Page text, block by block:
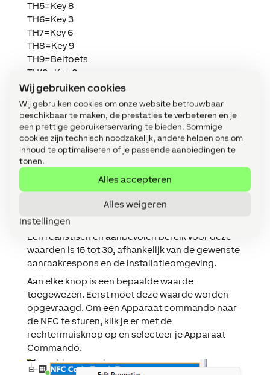
Wij gebruiken cookies
Wij gebruiken cookies om onze website betrouwbaar
beschikbaar te maken, de prestaties te verbeteren en je
een prettige gebruikerservaring te bieden. Sommige
cookies zijn technisch noodzakelijk, andere helpen ons om
inhoud te optimaliseren of je passende aanbiedingen te
tonen.
Alles accepteren
Alles weigeren
Instellingen
TH5=Key 8
TH6=Key 3
TH7=Key 6
TH8=Key 9
TH9=Beltoets
TH10=Key 0
TH11=vinkje
De standaardwaarde voor parameters TH0 tot
TH11 op de NFC Code Touch is 20.
Door de waarde te verlagenwordt de
aanraakgevoeligheid verhoogd. Als u
bijvoorbeeld de standaardwaarde halveert,
wordt de gevoeligheid ongeveer verdubbeld.
Door de waarde te verhogenwordt de
de standaardwaarde verdubbelt, wordt de
gevoeligheid ongeveer gehalveerd.
Een realistisch en aanbevolen bereik voor deze
waarden is 15 tot 30, afhankelijk van de gewenste
aanraakrespons en de installatieomgeving.
Aan elke knop is een bepaalde waarde
toegewezen. Eerst moet deze waarde worden
opgevraagd. Om een Apparaat commando naar
de NFC te sturen, klik je er met de
rechtermuisknop op en selecteer jeApparaat
Commando.